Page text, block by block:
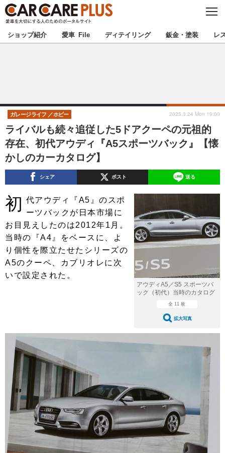
C
S
E
★カーケアプラス認定★ 厳選プロショップを地域から探す
甲信越 北陸
東海 関西
中国
九州 沖縄
注目の記事
ショップレポート 愛車 File
自動車豆知識 ストップ！不具合修理＆粗悪修理
鈑金・塗装
ディテイリング
ディテイリング 洗車
ヘッドライト磨き コーティング
鈑金・塗装
防錆
特集記事
カーメーカー「旧車」関連プロジェ
クト
プロショップ検索
カーメーカー「旧車」関連プロジ
コラム
イベント
イベント告知
ショップ紹介 愛車 File ディテイリング 鈑金・塗装 レ
ライバルも続々追従した5ドアクーペの元祖的
存在、初代アウディ『A5スポーツバック』【懐
かしのカーカタログ】
ガレージライフ ホビー 2025.3.24 Mon 19:00
シェア ポスト 送る
アウディA5／S5 スポーツバ
ック（初代）当時のカタログ
全 11 枚
拡大写真
初 代アウディ『A5』のスポ
ーツバックが日本市場に
お目見えしたのは2012年1月。
当時の『A4』をベースに、よ
り個性を際立たせたシリーズの
A5のクーペ、カブリオレに次
いで設定された。